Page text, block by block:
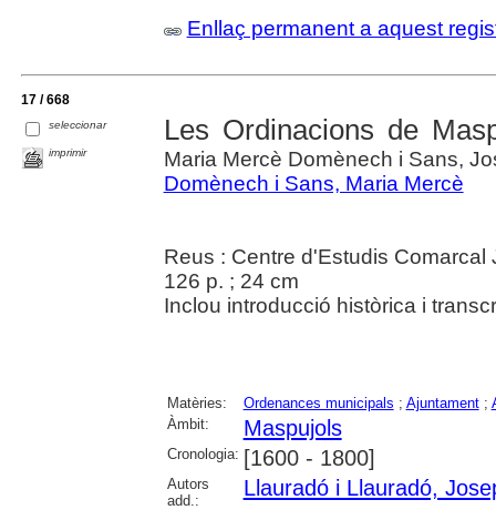
Enllaç permanent a aquest
17 / 668
seleccionar
imprimir
Les Ordinacions de
Maria Mercè Domènech i Sans,
Domènech i Sans, Maria Mercè
Reus : Centre d'Estudis Comarcal
126 p. ; 24 cm
Inclou introducció històrica i
Matèries: Ordenances municipals ; Ajuntament;
Àmbit:
Maspujols
Cronologia: [1600 - 1800]
Autors
add.:
Llauradó i Llauradó,